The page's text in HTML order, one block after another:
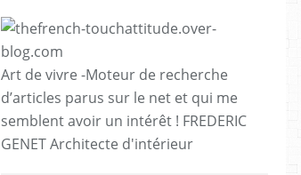
Art de vivre -Moteur de recherche
d’articles parus sur le net et qui me
semblent avoir un intérêt ! FREDERIC
GENET Architecte d'intérieur